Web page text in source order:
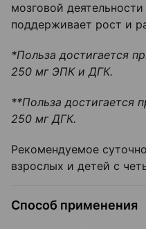
мозговой
поддерживает рост и
*Польза достигается
250 мг ЭПК и ДГК.
**Польза достигается
250 мг ДГК.
Рекомендуемое
взрослых и детей с
Способ применения